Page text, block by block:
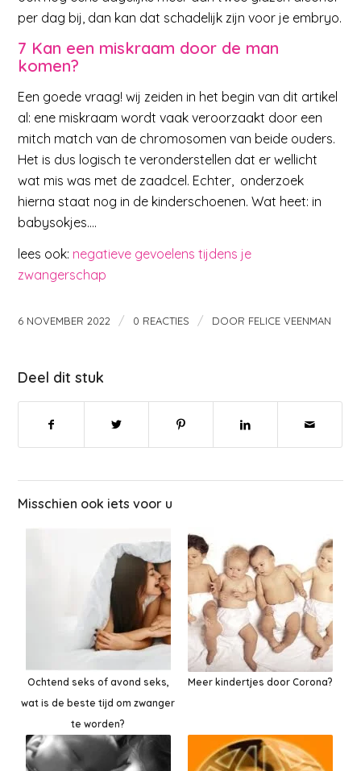
per dag bij, dan kan dat schadelijk zijn voor je embryo.
7 Kan een miskraam door de man
komen?
Een goede vraag! wij zeiden in het begin van dit artikel
al: ene miskraam wordt vaak veroorzaakt door een
mitch match van de chromosomen van beide ouders.
Het is dus logisch te veronderstellen dat er wellicht
wat mis was met de zaadcel. Echter, onderzoek
hierna staat nog in de kinderschoenen. Wat heet: in
babysokjes….
lees ook: negatieve gevoelens tijdens je
zwangerschap
6 NOVEMBER 2022 / 0 REACTIES / DOOR FELICE VEENMAN
Deel dit stuk
Misschien ook iets voor u
Ochtend seks of avond seks,
wat is de beste tijd om zwanger
te worden?
Meer kindertjes door Corona?